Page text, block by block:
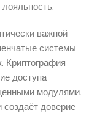
важной
системы
Криптография
доступа
модулями.
доверие